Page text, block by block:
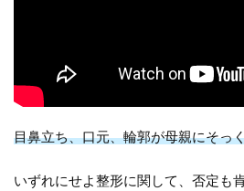
目鼻立ち、口元、輪郭が母親にそっ
いずれにせよ整形に関して、否定も